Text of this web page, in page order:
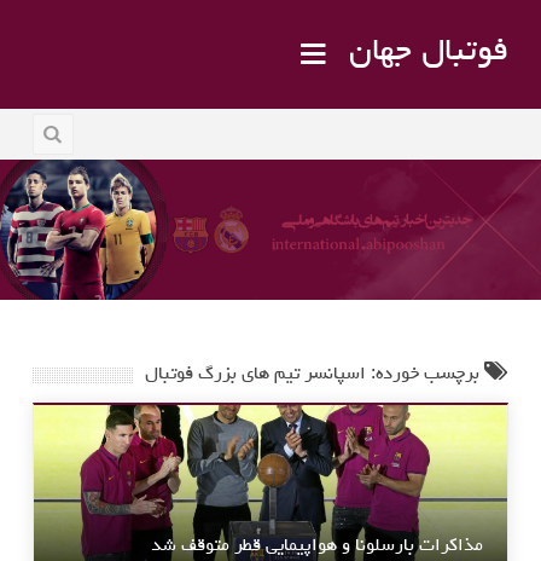
فوتبال جهان
برچسب خورده: اسپانسر تیم های بزرگ فوتبال
مذاکرات بارسلونا و هواپیمایی قطر متوقف شد